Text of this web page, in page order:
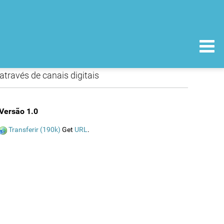
de canais digitais
1.0
Transferir (190k) Get URL.